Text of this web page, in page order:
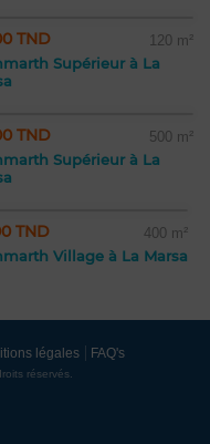
TND 120 m²
Supérieur à La
TND 500 m²
Supérieur à La
TND 400 m²
Village à La Marsa
légales FAQ's
réservés.